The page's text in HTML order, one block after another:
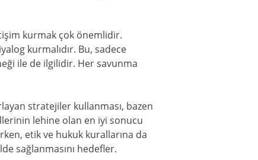
kurmak çok önemlidir.
kurmalıdır. Bu, sadece
ile de ilgilidir. Her savunma
stratejiler kullanması, bazen
lehine olan en iyi sonucu
etik ve hukuk kurallarına da
sağlanmasını hedefler.